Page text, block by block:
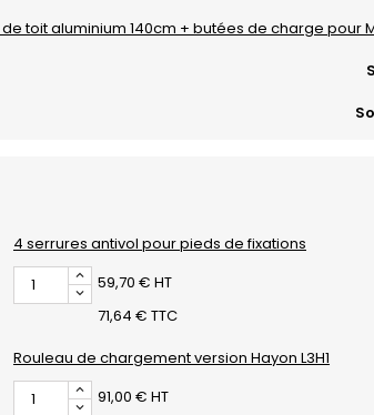
de toit aluminium 140cm + butées de charge pour
4 serrures antivol pour pieds de fixations
59,70 € HT
71,64 € TTC
Rouleau de chargement version Hayon L3H1
91,00 € HT